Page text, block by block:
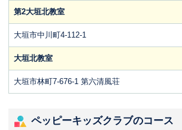
第2大垣北教室
大垣市中川町4-112-1
大垣北教室
大垣市林町7-676-1 第六清風荘
ペッピーキッズクラブのコース